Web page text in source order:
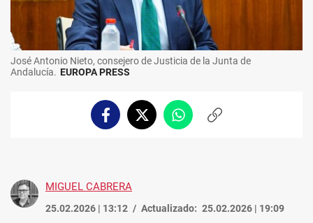
José Antonio Nieto, consejero de Justicia de la Junta de
Andalucía. EUROPA PRESS
FacebookTwitterWhatsappCopiar
MIGUEL CABRERA
25.02.2026 | 13:12 Actualizado: 25.02.2026 | 19:09